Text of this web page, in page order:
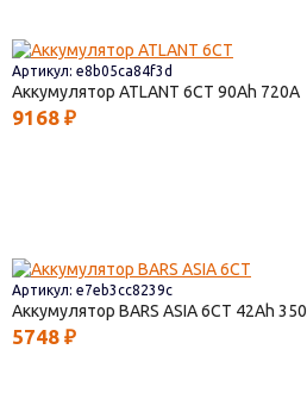
Артикул: e8b05ca84f3d
Аккумулятор ATLANT 6СТ 90 720
9168 ₽
Артикул: e7eb3cc8239c
Аккумулятор BARS ASIA 6CT 42 350
5748 ₽